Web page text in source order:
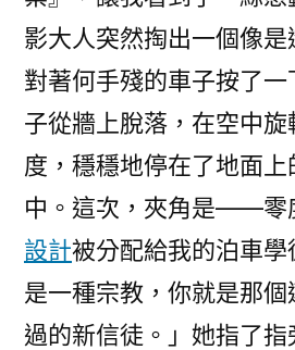
影大人突然掏出一個像是
對著何手殘的車子按了
子從牆上脫落，在空中
度，穩穩地停在了地面
中。這次，夾角是——零
設計被分配給我的泊車
是一種宗教，你就是那
過的新信徒。」她指了